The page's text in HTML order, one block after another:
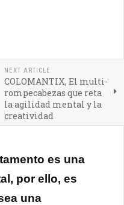
NEXT ARTICLE
COLOMANTIX, El multi-
rompecabezas que reta
la agilidad mental y la
creatividad
es una
por ello, es
una